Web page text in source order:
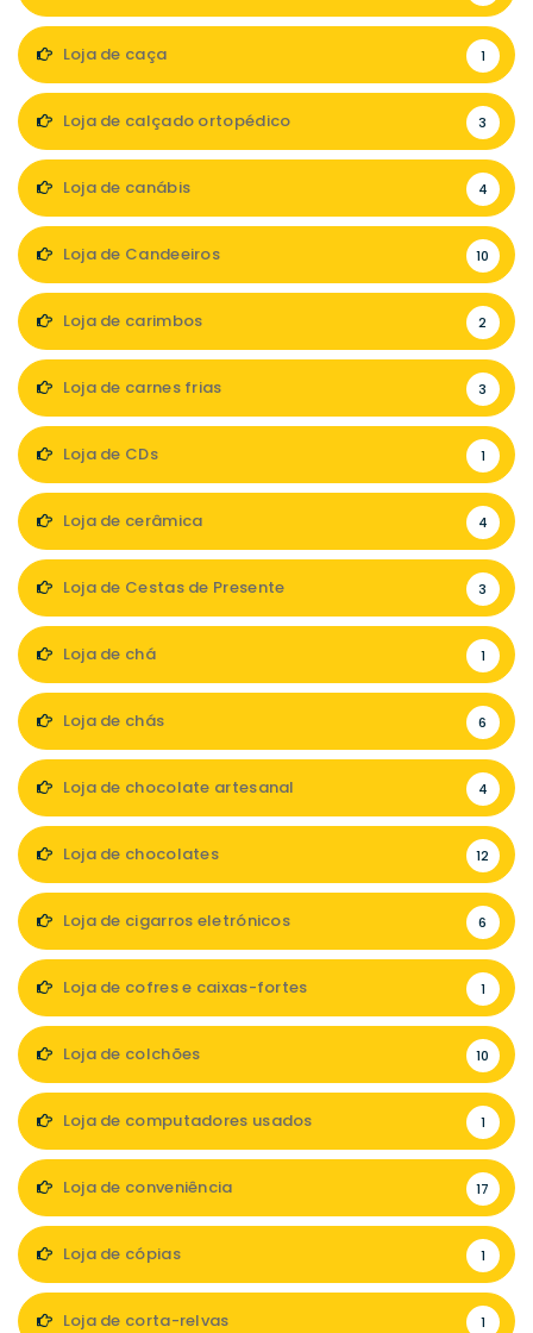
Loja de caça 1
Loja de calçado ortopédico 3
Loja de canábis 4
Loja de Candeeiros 10
Loja de carimbos 2
Loja de carnes frias 3
Loja de CDs 1
Loja de cerâmica 4
Loja de Cestas de Presente 3
Loja de chá 1
Loja de chás 6
Loja de chocolate artesanal 4
Loja de chocolates 12
Loja de cigarros eletrónicos 6
Loja de cofres e caixas-fortes 1
Loja de colchões 10
Loja de computadores usados 1
Loja de conveniência 17
Loja de cópias 1
Loja de corta-relvas 1